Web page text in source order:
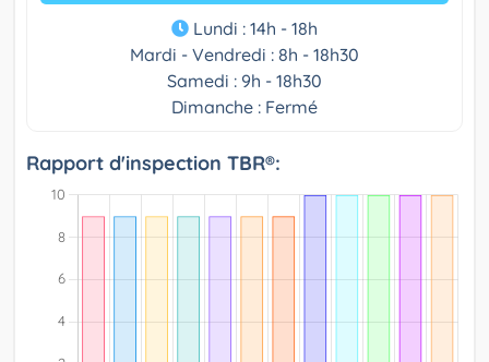
Lundi : 14h - 18h
Mardi - Vendredi : 8h - 18h30
Samedi : 9h - 18h30
Dimanche : Fermé
Rapport d'inspection TBR®: